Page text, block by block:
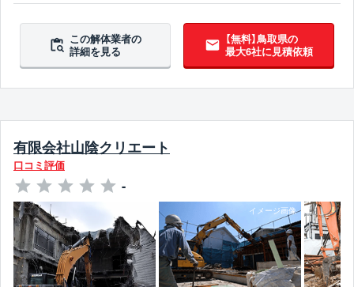
この解体業者の
詳細を見る
【無料】鳥取県の
最大6社に見積依頼
有限会社山陰クリエート
口コミ評価
-